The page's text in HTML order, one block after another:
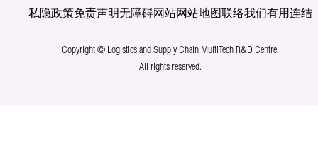
私隐政策免责声明无障碍网站网站地图联络我们有用连结
Copyright © Logistics and Supply Chain MultiTech R&D Centre.
All rights reserved.